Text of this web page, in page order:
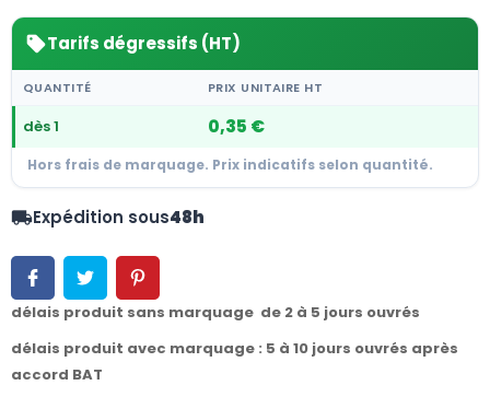
sellTarifs dégressifs (HT)
QUANTITÉ PRIX UNITAIRE HT
dès 1 0,35 €
Hors frais de marquage. Prix indicatifs selon quantité.
local_shippingExpédition sous48h
délais produit sans marquage de 2 à 5 jours ouvrés
délais produit avec marquage : 5 à 10 jours ouvrés après
accord BAT